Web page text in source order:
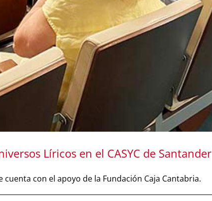
Líricos en el CASYC de Santander
con el apoyo de la Fundación Caja Cantabria.